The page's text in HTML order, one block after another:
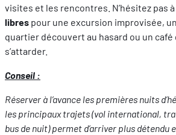
visites et les rencontres. N’hésitez pas
libres pour une excursion improvisée,
quartier découvert au hasard ou un café
s’attarder.
Conseil :
Réserver à l’avance les premières nuits
les principaux trajets (vol international,
bus de nuit) permet d’arriver plus détendu